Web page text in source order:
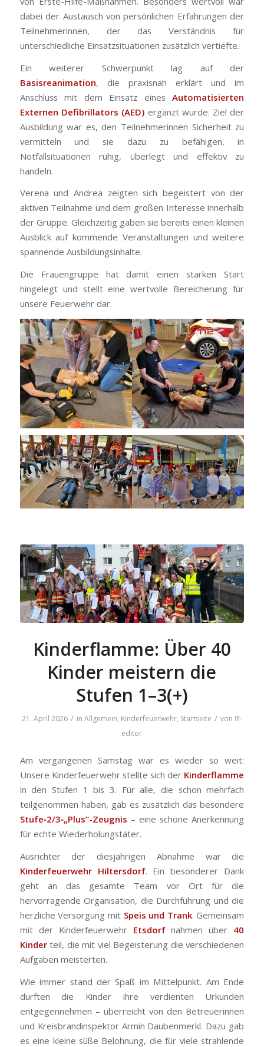
dabei der Austausch von persönlichen Erfahrungen der
Teilnehmerinnen, der das Verständnis für
unterschiedliche Einsatzsituationen zusätzlich vertiefte.
Ein weiterer Schwerpunkt lag auf der
Basisreanimation, die praxisnah erklärt und im
Anschluss mit dem Einsatz einesAutomatisierten
Externen Defibrillators (AED) ergänzt wurde. Ziel der
Ausbildung war es, den Teilnehmerinnen Sicherheit zu
vermitteln und sie dazu zu befähigen, in
Notfallsituationen ruhig, überlegt und effektiv zu
handeln.
Verena und Andrea zeigten sich begeistert von der
aktiven Teilnahme und dem großen Interesse innerhalb
der Gruppe. Gleichzeitig gaben sie bereits einen kleinen
Ausblick auf kommende Veranstaltungen und weitere
spannende Ausbildungsinhalte.
Die Frauengruppe hat damit einen starken Start
hingelegt und stellt eine wertvolle Bereicherung für
unsere Feuerwehr dar.
Kinderflamme: Über 40
Kinder meistern die
Stufen 1–3(+)
21. April 2026 / inAllgemein, Kinderfeuerwehr, Startseite / vonff-
editor
Am vergangenen Samstag war es wieder so weit:
Unsere Kinderfeuerwehr stellte sich der Kinderflamme
in den Stufen 1 bis 3. Für alle, die schon mehrfach
teilgenommen haben, gab es zusätzlich das besondere
Stufe‑2/3‑„Plus“-Zeugnis – eine schöne Anerkennung
für echte Wiederholungstäter.
Ausrichter der diesjährigen Abnahme war die
Kinderfeuerwehr Hiltersdorf. Ein besonderer Dank
geht an das gesamte Team vor Ort für die
hervorragende Organisation, die Durchführung und die
herzliche Versorgung mit Speis und Trank. Gemeinsam
mit der Kinderfeuerwehr Etsdorfnahmen über 40
Kinderteil, die mit viel Begeisterung die verschiedenen
Aufgaben meisterten.
Wie immer stand der Spaß im Mittelpunkt. Am Ende
durften die Kinder ihre verdienten Urkunden
entgegennehmen – überreicht von den Betreuerinnen
und Kreisbrandinspektor Armin Daubenmerkl. Dazu gab
es eine kleine süße Belohnung, die für viele strahlende